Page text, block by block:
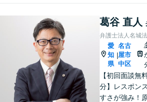
葛谷 直人
弁護士法人名城
愛
知
県
|
名古
屋市
中区
【初回面談無
分】レスポン
すさが強み！